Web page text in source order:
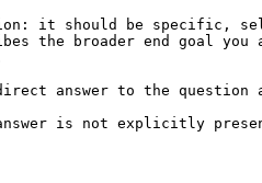
it should be specific,
the broader end goal
answer to the question
answer is not explicitly